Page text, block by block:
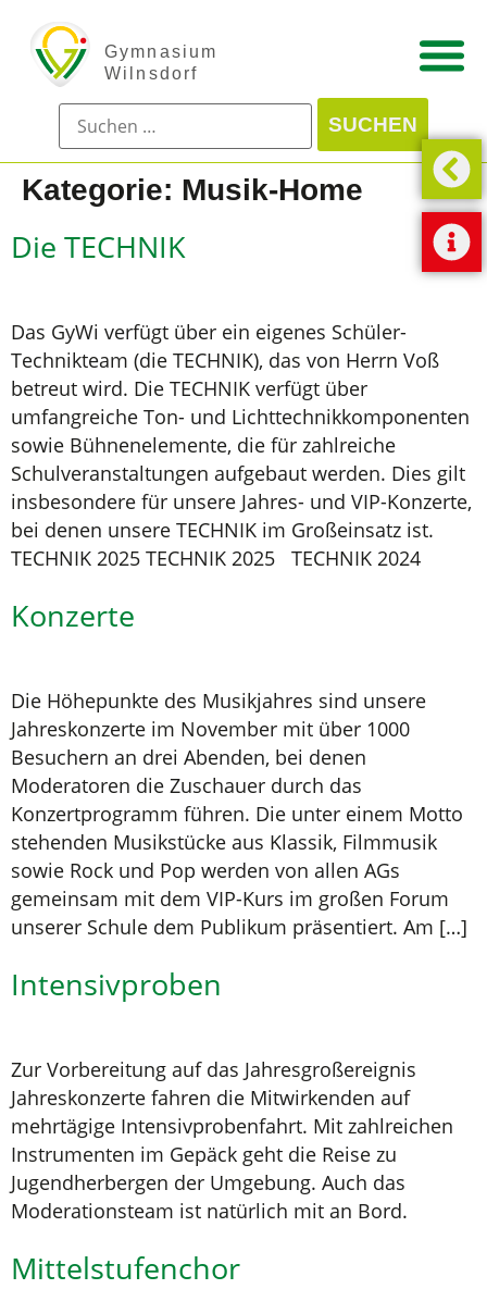
Kategorie: Musik-Home
Die TECHNIK
Das GyWi verfügt über ein eigenes Schüler-
Technikteam (die TECHNIK), das von Herrn Voß
betreut wird. Die TECHNIK verfügt über
umfangreiche Ton- und Lichttechnikkomponenten
sowie Bühnenelemente, die für zahlreiche
Schulveranstaltungen aufgebaut werden. Dies gilt
insbesondere für unsere Jahres- und VIP-Konzerte,
bei denen unsere TECHNIK im Großeinsatz ist.
TECHNIK 2025 TECHNIK 2025 TECHNIK 2024
Konzerte
Die Höhepunkte des Musikjahres sind unsere
Jahreskonzerte im November mit über 1000
Besuchern an drei Abenden, bei denen
Moderatoren die Zuschauer durch das
Konzertprogramm führen. Die unter einem Motto
stehenden Musikstücke aus Klassik, Filmmusik
sowie Rock und Pop werden von allen AGs
gemeinsam mit dem VIP-Kurs im großen Forum
unserer Schule dem Publikum präsentiert. Am […]
Intensivproben
Zur Vorbereitung auf das Jahresgroßereignis
Jahreskonzerte fahren die Mitwirkenden auf
mehrtägige Intensivprobenfahrt. Mit zahlreichen
Instrumenten im Gepäck geht die Reise zu
Jugendherbergen der Umgebung. Auch das
Moderationsteam ist natürlich mit an Bord.
Mittelstufenchor